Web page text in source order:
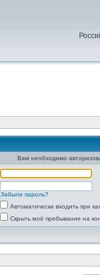
Вам необходимо
Забыли пароль?
Автоматически входить при
Скрыть моё пребывание на